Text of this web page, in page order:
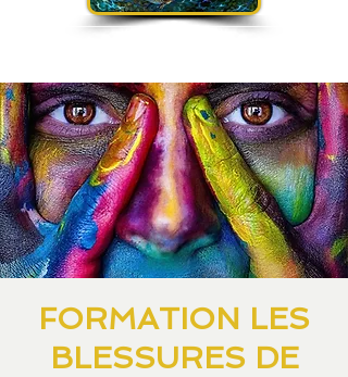
FORMATION LES
BLESSURES DE